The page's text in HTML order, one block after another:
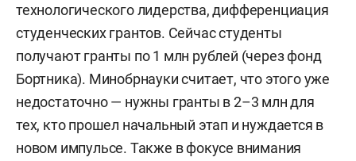
технологического лидерства, дифференциация
студенческих грантов. Сейчас студенты
получают гранты по 1 млн рублей (через фонд
Бортника). Минобрнауки считает, что этого уже
недостаточно — нужны гранты в 2–3 млн для
тех, кто прошел начальный этап и нуждается в
новом импульсе. Также в фокусе внимания